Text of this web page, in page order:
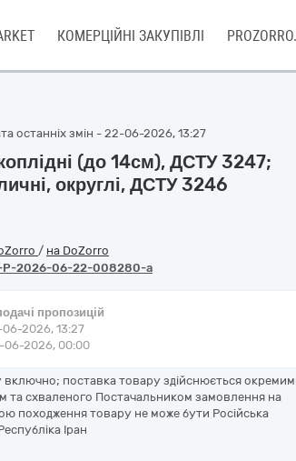
КОМЕРЦІЙНІ ЗАКУПІВЛІ
останніх змін - 22-06-2026, 13:27
(до 14см), ДСТУ 3247;
округлі, ДСТУ 3246
/ на DoZorro
P-2026-06-22-008280-a
пропозицій
2026, 13:27
06-2026, 00:00
поставка товару здійснюється
та схваленого Постачальником замовлення на
походження товару не може бути Російська
Іран